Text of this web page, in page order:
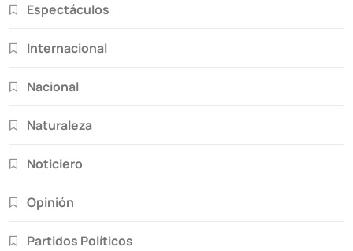
Espectáculos
Internacional
Nacional
Naturaleza
Noticiero
Opinión
Partidos Políticos